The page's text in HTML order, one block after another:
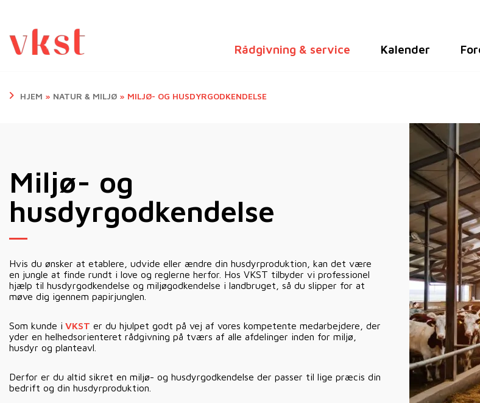
Rådgivning & service Kalender
HJEM » NATUR & MILJØ » MILJØ- OG HUSDYRGODKENDELSE
Miljø- og
husdyrgodkendelse
Hvis du ønsker at etablere, udvide eller ændre din husdyrproduktion, kan det være
en jungle at finde rundt i love og reglerne herfor. Hos VKST tilbyder vi professionel
hjælp til husdyrgodkendelse og miljøgodkendelse i landbruget, så du slipper for at
møve dig igennem papirjunglen.
Som kunde i VKST er du hjulpet godt på vej af vores kompetente medarbejdere, der
yder en helhedsorienteret rådgivning på tværs af alle afdelinger inden for miljø,
husdyr og planteavl.
Derfor er du altid sikret en miljø- og husdyrgodkendelse der passer til lige præcis din
bedrift og din husdyrproduktion.